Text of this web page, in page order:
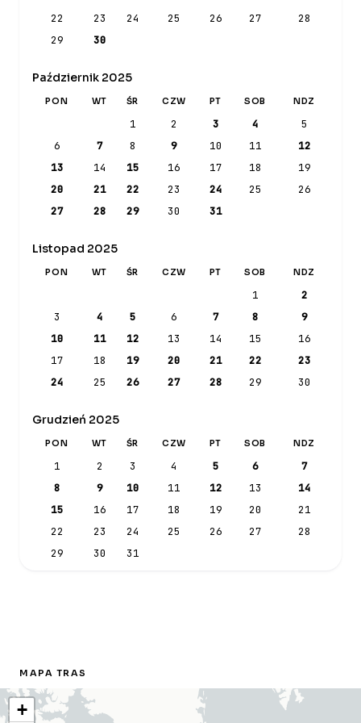
22
23 24 25 26 27
28
29
30
Październik 2025
PON WT ŚR CZW PT SOB NDZ
1 2 3 4
5
6
7 8 9 10 11
12
13
14 15 16 17 18
19
20
21 22 23 24 25
26
27
28 29 30 31
Listopad 2025
PON WT ŚR CZW PT SOB NDZ
1
2
3
4 5 6 7 8
9
10
11 12 13 14 15
16
17
18 19 20 21 22
23
24
25 26 27 28 29 30
Grudzień 2025
PON WT ŚR CZW PT SOB NDZ
1 2 3 4 5 6
7
8
9 10 11 12 13
14
15
16 17 18 19 20
21
22
23 24 25 26 27
28
29
30 31
MAPA TRAS
+